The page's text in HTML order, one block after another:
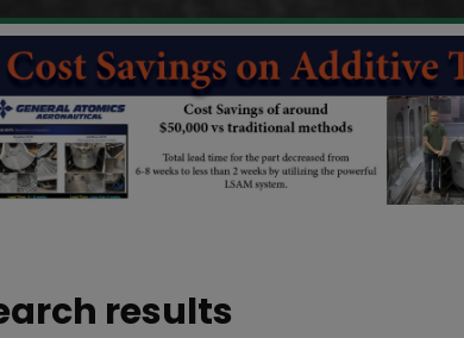
results